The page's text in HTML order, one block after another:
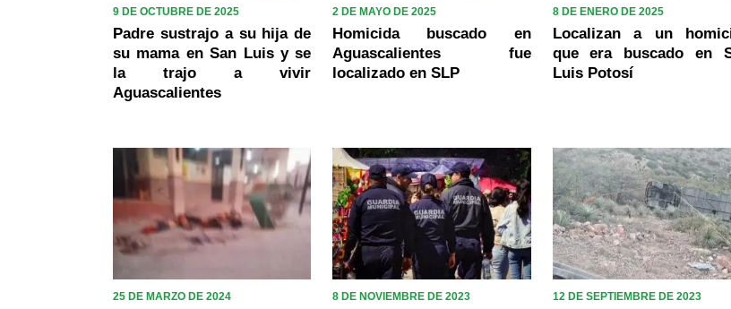
9 DE OCTUBRE DE 2025
Padre sustrajo a su hija de
su mama en San Luis y se
la trajo a vivir
Aguascalientes
2 DE MAYO DE 2025
Homicida buscado en
Aguascalientes fue
localizado en SLP
8 DE ENERO DE 2025
Localizan a un
que era buscado en
Luis Potosí
25 DE MARZO DE 2024 8 DE NOVIEMBRE DE 2023 12 DE SEPTIEMBRE DE 2023